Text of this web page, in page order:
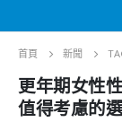
首頁 新聞
更年期女性
值得考慮的